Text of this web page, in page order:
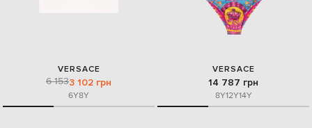
VERSACE
6 1533 102 грн
6Y8Y
VERSACE
14 787 грн
8Y12Y14Y